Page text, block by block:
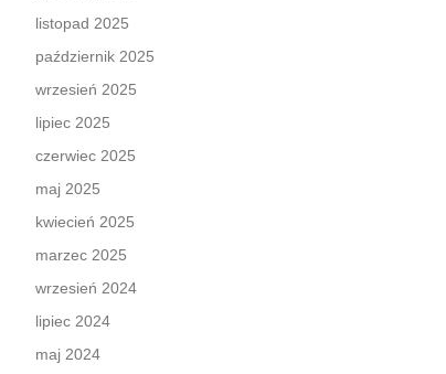
listopad 2025
październik 2025
wrzesień 2025
lipiec 2025
czerwiec 2025
maj 2025
kwiecień 2025
marzec 2025
wrzesień 2024
lipiec 2024
maj 2024